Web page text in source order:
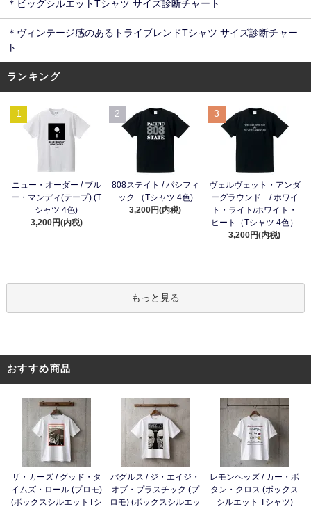
＊ビッグシルエットTシャツ サイズ診断チャート
＊ヴィンテージ感のあるトライブレンドTシャツ サイズ診断チャー
ト
ランキング
1
ニュー・オーダー / ブル
ー・マンディ(テープ) (T
シャツ 4色)
3,200円(内税)
2
808ステイト / パシフィ
ック （Tシャツ 4色)
3,200円(内税)
3
ヴェルヴェット・アンダ
ーグラウンド / ホワイ
ト・ライト/ホワイト・
ヒート（Tシャツ 4色）
3,200円(内税)
もっと見る
おすすめ商品
ザ・カーズ / グッド・タ
イムズ・ロール (プロモ)
(ボックスシルエットTシ
バグルス / ジ・エイジ・
オブ・プラスチック (プ
ロモ) (ボックスシルエッ
レモンヘッズ / カー・ボ
タン・クロス (ボックス
シルエット Tシャツ)